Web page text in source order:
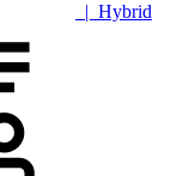
| Hybrid